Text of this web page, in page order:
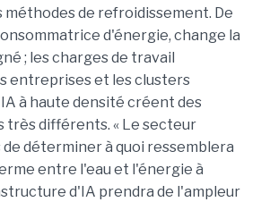
méthodes de refroidissement. De
d'énergie, change la
; les charges de travail
entreprises et les clusters
à haute densité créent des
très différents. « Le secteur
déterminer à quoi ressemblera
entre l'eau et l'énergie à
d'IA prendra de l'ampleur